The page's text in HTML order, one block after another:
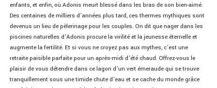
enfants, et enfin, où Adonis meurt blessé dans les bras de son bien-aimé.
Des centaines de milliers d’années plus tard, ces thermes mythiques sont
devenus un lieu de pèlerinage pour les couples. On dit que nager dans les
piscines naturelles d’Adonis procure la virilité et la jeunesse éternelle et
augmente la fertilité. Et si vous ne croyez pas aux mythes, c’est une
retraite paisible parfaite pour un après-midi d’été chaud. Offrez-vous le
plaisir de vous détendre dans ce lagon d’un vert émeraude qui se trouve
tranquillement sous une timide chute d’eau et se cache du monde grâce